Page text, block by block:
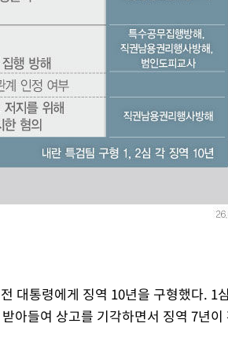
대통령에게 징역 10년을 구형했다. 1
아들여 상고를 기각하면서 징역 7년이